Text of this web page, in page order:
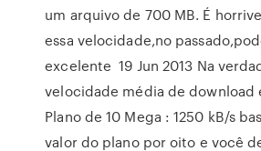
um arquivo de 700 MB. É
essa velocidade,no
excelente 19 Jun 2013 Na
velocidade média de download
Plano de 10 Mega : 1250 kB/s
valor do plano por oito e você